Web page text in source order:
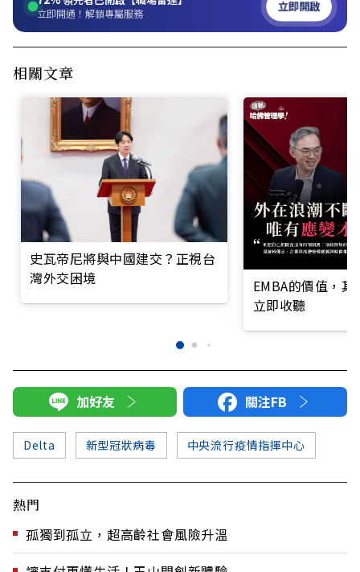
立即開通！解鎖專屬服務 立即開啟
相關文章
史瓦帝尼將與中國建交？正視台
灣外交困境
EMBA的價值，
立即收聽
加好友 關注FB
Delta 新型冠狀病毒 中央流行疫情指揮中心
熱門
孤獨到孤立，超高齡社會風險升溫